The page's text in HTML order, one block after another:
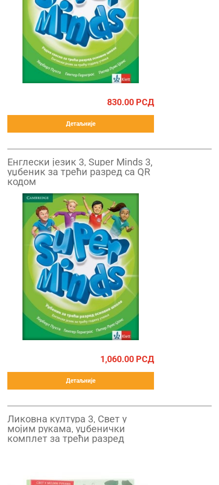
830.00 РСД
Детаљније
Енглески језик 3, Super Minds 3,
уџбеник за трећи разред са QR
кодом
1,060.00 РСД
Детаљније
Ликовна култура 3, Свет у
мојим рукама, уџбенички
комплет за трећи разред